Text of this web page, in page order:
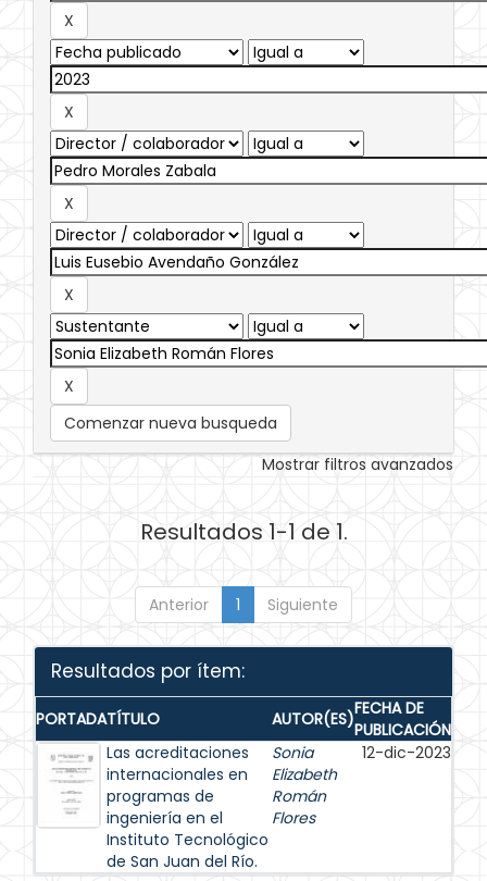
Comenzar nueva busqueda
Mostrar filtros avanzados
Resultados 1-1 de 1.
Anterior 1 Siguiente
Resultados por ítem:
PORTADATÍTULO AUTOR(ES)FECHA DE
PUBLICACIÓN
Las acreditaciones
internacionales en
programas de
ingeniería en el
Instituto Tecnológico
de San Juan del Río.
Sonia
Elizabeth
Román
Flores
12-dic-2023